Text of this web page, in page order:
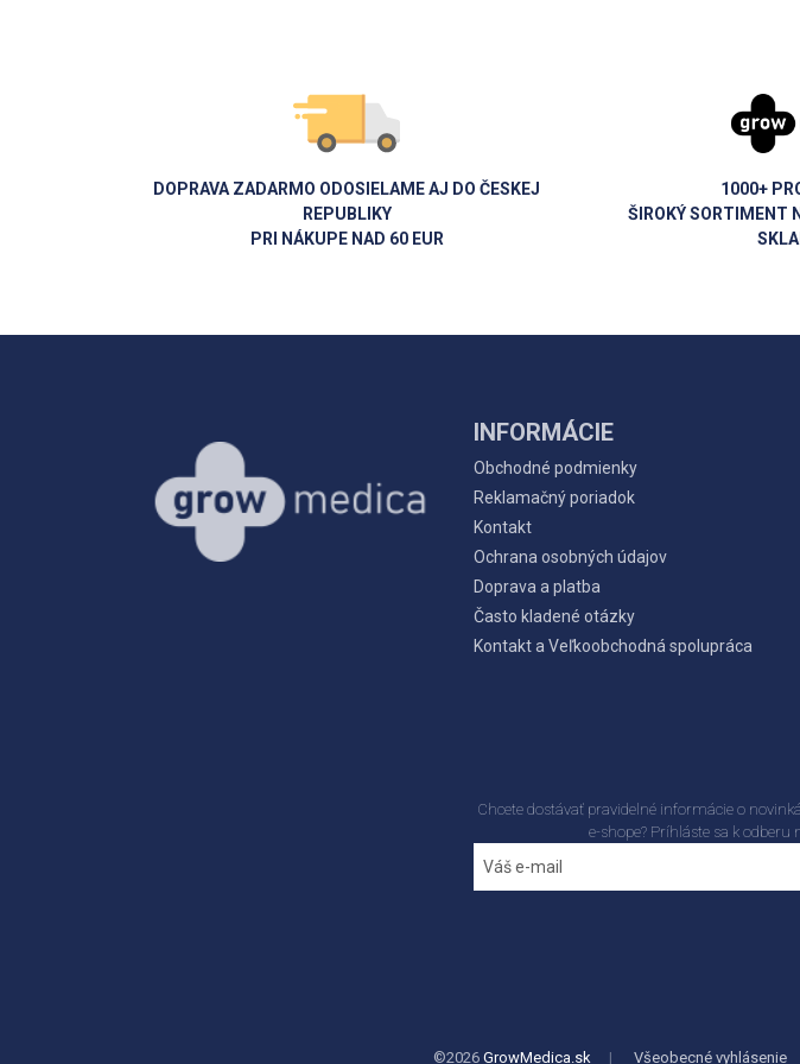
DOPRAVA ZADARMO ODOSIELAME AJ DO ČESKEJ
REPUBLIKY
PRI NÁKUPE NAD 60 EUR
1000+
ŠIROKÝ SORTIMENT
INFORMÁCIE
Obchodné podmienky
Reklamačný poriadok
Kontakt
Ochrana osobných údajov
Doprava a platba
Často kladené otázky
Kontakt a Veľkoobchodná spolupráca
Chcete dostávať pravidelné informácie o
e-shope? Príhláste sa k odberu
©2026 GrowMedica.sk | Všeobecné vyhlásenie